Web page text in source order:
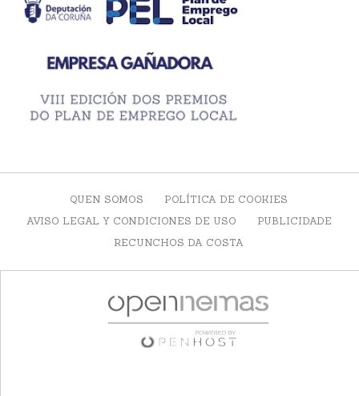
QUEN SOMOS
POLÍTICA DE COOKIES
AVISO LEGAL Y CONDICIONES DE USO
PUBLICIDADE
RECUNCHOS DA COSTA